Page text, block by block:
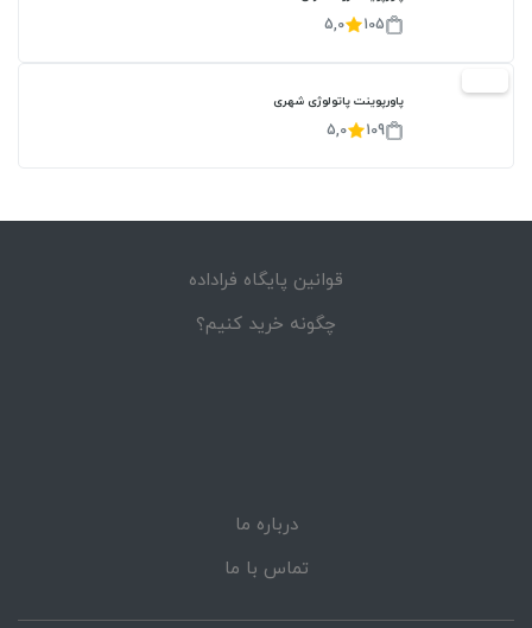
105
5,0
پاورپوینت پاتولوژی شهری
109
5,0
قوانین پایگاه فراداده
چگونه خرید کنیم؟
درباره ما
تماس با ما